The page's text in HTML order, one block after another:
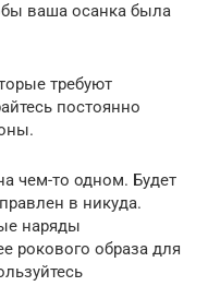
ваша осанка была
требуют
постоянно
чем-то одном. Будет
в никуда.
наряды
рокового образа для